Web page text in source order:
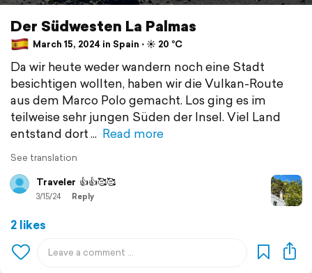
Der Südwesten La Palmas
March 15, 2024 in Spain ⋅ ☀️ 20 °C
Da wir heute weder wandern noch eine Stadt
besichtigen wollten, haben wir die Vulkan-Route
aus dem Marco Polo gemacht. Los ging es im
teilweise sehr jungen Süden der Insel. Viel Land
entstand dort
Read more
See translation
Traveler 👍👍🥰🥰
3/15/24 Reply
2 likes